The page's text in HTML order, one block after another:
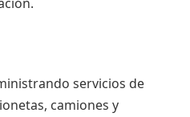
servicios de
camiones y